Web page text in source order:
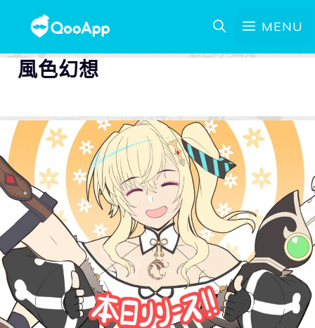
MENU
風色幻想